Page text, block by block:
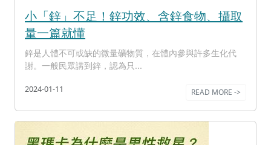
小「鋅」不足！鋅功效、含鋅食物、攝取
量一篇就懂
鋅是人體不可或缺的微量礦物質，在體內參與許多生化代
謝。一般民眾講到鋅，認為只...
2024-01-11 READ MORE ->